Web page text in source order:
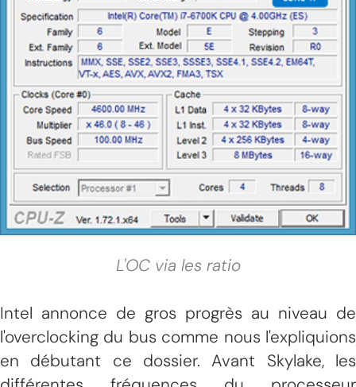
L'OC via les ratio
Intel annonce de gros progrès au niveau de
l'overclocking du bus comme nous l'expliquions
en débutant ce dossier. Avant Skylake, les